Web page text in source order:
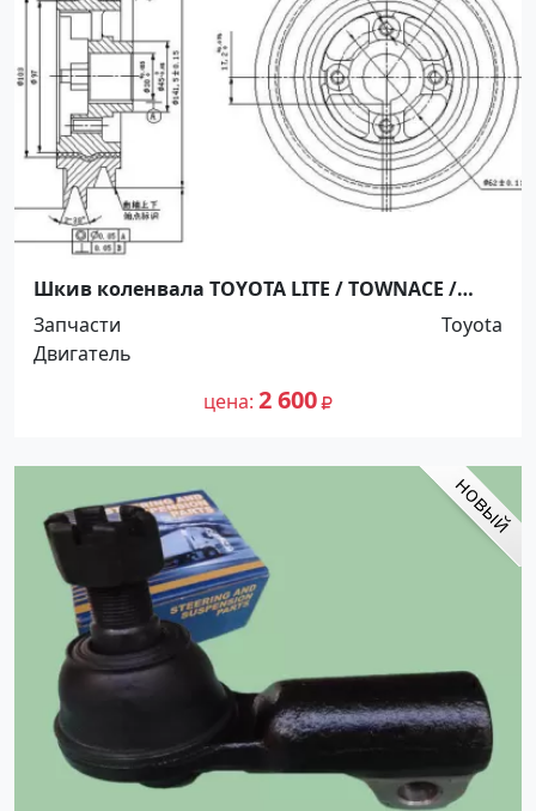
Шкив коленвала TOYOTA LITE / TOWNACE /
LITEACE / TOWN / MASTERACE 1C / 2C / 2CT 86-90
Краснодар
Запчасти
Toyota
Двигатель
цена 2 600